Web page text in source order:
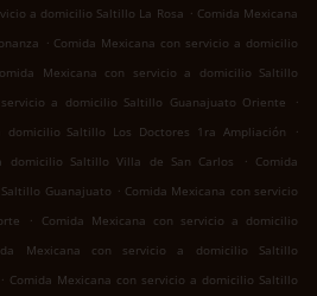
a domicilio Saltillo La Rosa . Comida Mexicana
. Comida Mexicana con servicio a domicilio
Mexicana con servicio a domicilio Saltillo
a domicilio Saltillo Guanajuato Oriente
.
domicilio Saltillo Los Doctores 1ra Ampliación
.
domicilio Saltillo Villa de San Carlos
. Comida
Guanajuato . Comida Mexicana con servicio
.
Comida Mexicana con servicio a domicilio
Mexicana con servicio a domicilio Saltillo
. Comida Mexicana con servicio a domicilio Saltillo